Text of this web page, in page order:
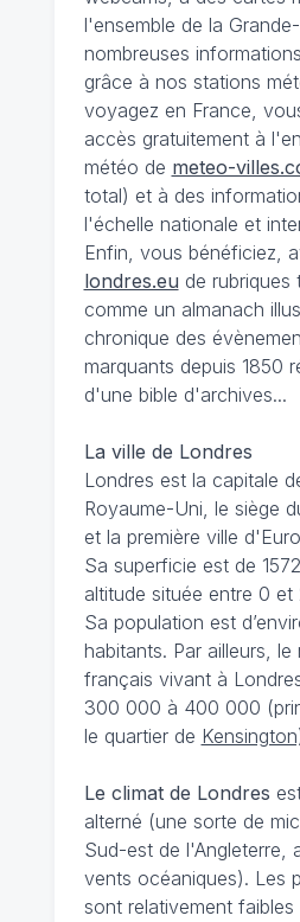
l'ensemble de la
nombreuses
grâce à nos stations
voyagez en France,
accès gratuitement à
météo de meteo-
total) et à des
l'échelle nationale et
Enfin, vous bénéficiez,
londres.eu de rubriques
comme un almanach
chronique des
marquants depuis 1850
d'une bible d'archives...
La ville de Londres
Londres est la capitale
Royaume-Uni, le siège
et la première ville
Sa superficie est de
altitude située entre 0 et
Sa population est
habitants. Par ailleurs, le
français vivant à
300 000 à 400 000
le quartier de
Le climat de Londres
alterné (une sorte de
Sud-est de l'Angleterre,
vents océaniques). Les
sont relativement faibles